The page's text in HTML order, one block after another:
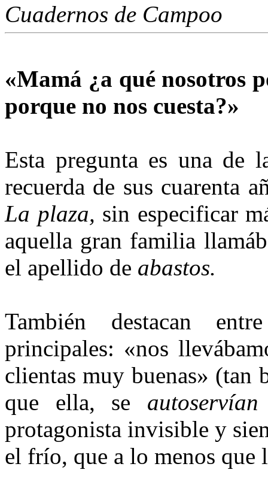
Cuadernos de Campoo
«Mamá ¿a qué nosotros
porque no nos cuesta?»
Esta pregunta es una de
recuerda de sus cuarenta
La plaza, sin especificar
aquella gran familia
el apellido de abastos.
También destacan
principales: «nos
clientas muy buenas» (tan
que ella, se
protagonista invisible y
el frío, que a lo menos que